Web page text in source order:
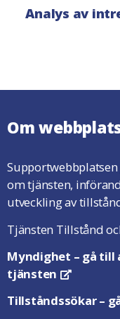
Analys av
Om
om tjänsten,
utveckling av
Tjänsten Tillstånd
Myndighet – gå
tjänsten
Öppnas i
Tillståndssökar–